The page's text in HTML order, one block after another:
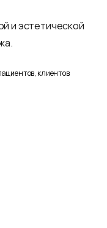
и эстетической
клиентов